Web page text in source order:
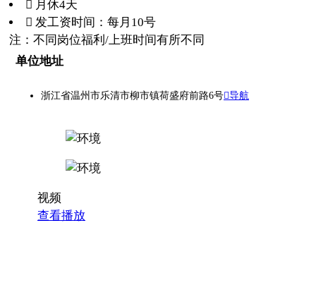
 月休4天
 发工资时间：每月10号
注：不同岗位福利/上班时间有所不同
单位地址
浙江省温州市乐清市柳市镇荷盛府前路6号导航
视频
查看播放